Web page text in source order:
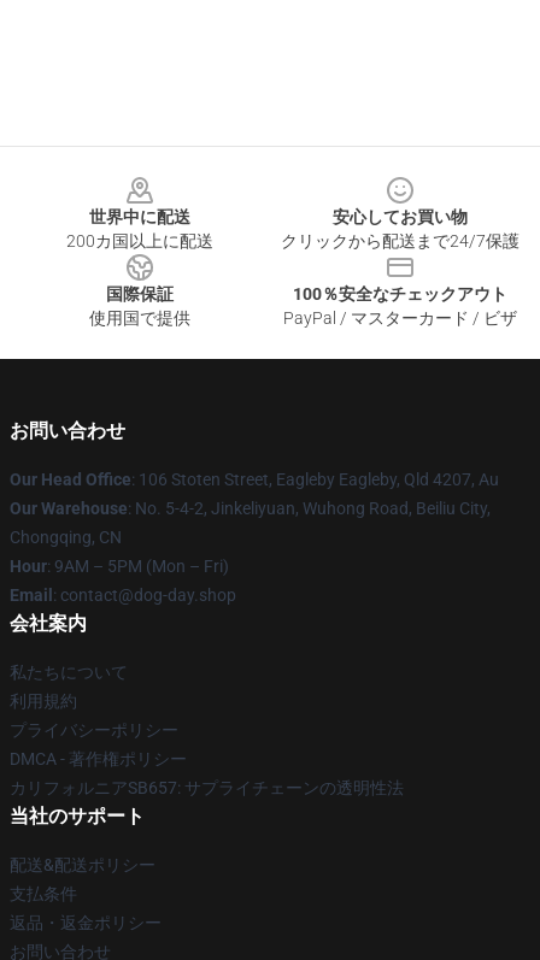
世界中に配送
200カ国以上に配送
安心してお買い物
クリックから配送まで24/7保護
国際保証
使用国で提供
100％安全なチェックアウト
PayPal / マスターカード / ビザ
お問い合わせ
Our Head Office: 106 Stoten Street, Eagleby Eagleby, Qld 4207, Au
Our Warehouse: No. 5-4-2, Jinkeliyuan, Wuhong Road, Beiliu City,
Chongqing, CN
Hour: 9AM – 5PM (Mon – Fri)
Email : contact@dog-day.shop
会社案内
私たちについて
利用規約
プライバシーポリシー
DMCA - 著作権ポリシー
カリフォルニアSB657: サプライチェーンの透明性法
当社のサポート
配送&配送ポリシー
支払条件
返品・返金ポリシー
お問い合わせ